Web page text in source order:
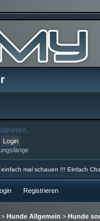
mal schauen !!! Einfach
Registrieren
> Hunde Allgemein > Hunde